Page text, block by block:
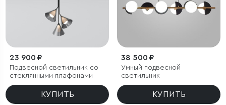
23 900 ₽
Подвесной светильник со
стеклянными плафонами
КУПИТЬ
38 500 ₽
Умный подвесной
светильник
КУПИТЬ